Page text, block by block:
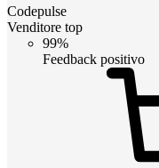
Codepulse
Venditore top
99%
Feedback positivo